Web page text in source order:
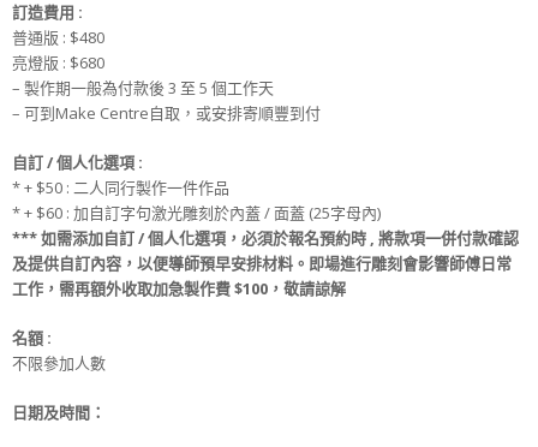
訂造費用 :
普通版 : $480
亮燈版 : $680
– 製作期一般為付款後 3 至 5 個工作天
– 可到Make Centre自取，或安排寄順豐到付
自訂 / 個人化選項 :
* + $50 : 二人同行製作一件作品
* + $60 : 加自訂字句激光雕刻於內蓋 / 面蓋 (25字母內)
***如需添加自訂 / 個人化選項 ，必須於報名預約時 , 將款項一併付款確認
及提供自訂內容， 以便導師預早安排材料 。 即場進行雕刻會影響師傅日常
工作， 需再額外收取加急製作費$100，敬請諒解
名額 :
不限參加人數
日期及時間：